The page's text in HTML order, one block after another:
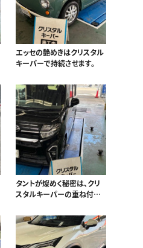
エッセの艶めきはクリスタル
キーパーで持続させます。
タントが燦めく秘密は、クリ
スタルキーパーの重ね付け